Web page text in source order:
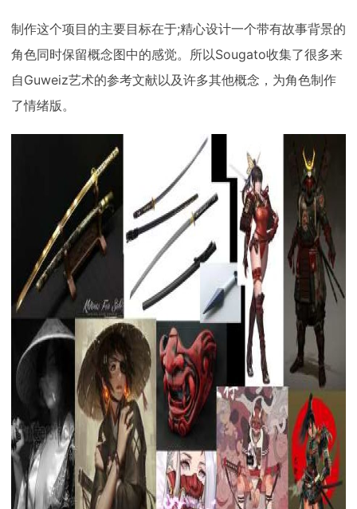
制作这个项目的主要目标在于;精心设计一个带有故事背景的
角色同时保留概念图中的感觉。所以Sougato收集了很多来
自Guweiz艺术的参考文献以及许多其他概念，为角色制作
了情绪版。